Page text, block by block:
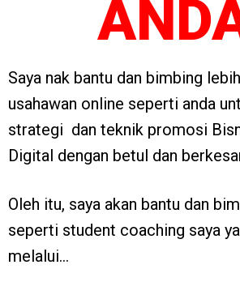
Saya nak bantu dan bimbing
usahawan online seperti anda
strategi dan teknik promosi
Digital dengan betul dan
Oleh itu, saya akan bantu dan
seperti student coaching saya
melalui…